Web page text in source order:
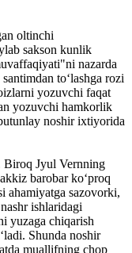
oltinchi
sakson kunlik
nazarda
to‘lashga rozi
yozuvchi faqat
yozuvchi hamkorlik
noshir ixtiyorida
Biroq Jyul Vernning
barobar ko‘proq
ahamiyatga sazovorki,
ishlaridagi
yuzaga chiqarish
Shunda noshir
muallifning chop